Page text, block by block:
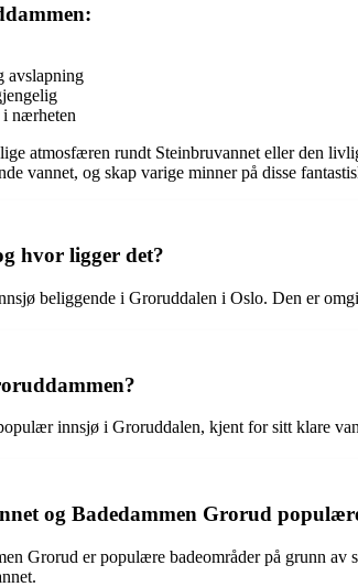
avslapning
i nærheten
atmosfæren rundt Steinbruvannet eller den
vannet, og skap varige minner på disse
hvor ligger det?
beliggende i Groruddalen i Oslo. Den er
innsjø i Groruddalen, kjent for sitt klare
og Badedammen Grorud
Grorud er populære badeområder på grunn